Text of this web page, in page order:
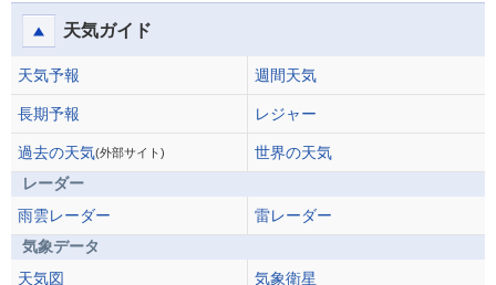
天気ガイド
天気予報 週間天気
長期予報 レジャー
過去の天気(外部サイト)
世界の天気
レーダー
雨雲レーダー
雷レーダー
気象データ
天気図
気象衛星